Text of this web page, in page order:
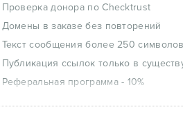
Проверка донора по Checktrust
Домены в заказе без повторений
Текст сообщения более 250 символов
Публикация ссылок только в
Реферальная программа - 10%